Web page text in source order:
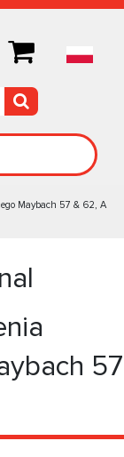
Maybach 57 & 62, A
57